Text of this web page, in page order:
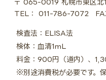
TEL： 011-786-7072
検査法：ELISA法
検体：血清1mL
料金：900円（道内）、
※別途消費税が必要です。